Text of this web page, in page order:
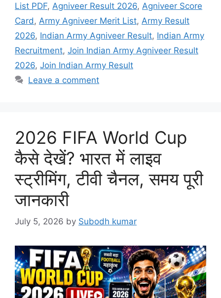
List PDF, Agniveer Result 2026, Agniveer Score
Card , Army Agniveer Merit List, Army Result
2026, Indian Army Agniveer Result, Indian Army
Recruitment, Join Indian Army Agniveer Result
2026, Join Indian Army Result
Leave a comment
2026 FIFA World Cup
कैसे देखें? भारत में लाइव
स्ट्रीमिंग, टीवी चैनल, समय पूरी
जानकारी
July 5, 2026 by Subodh kumar